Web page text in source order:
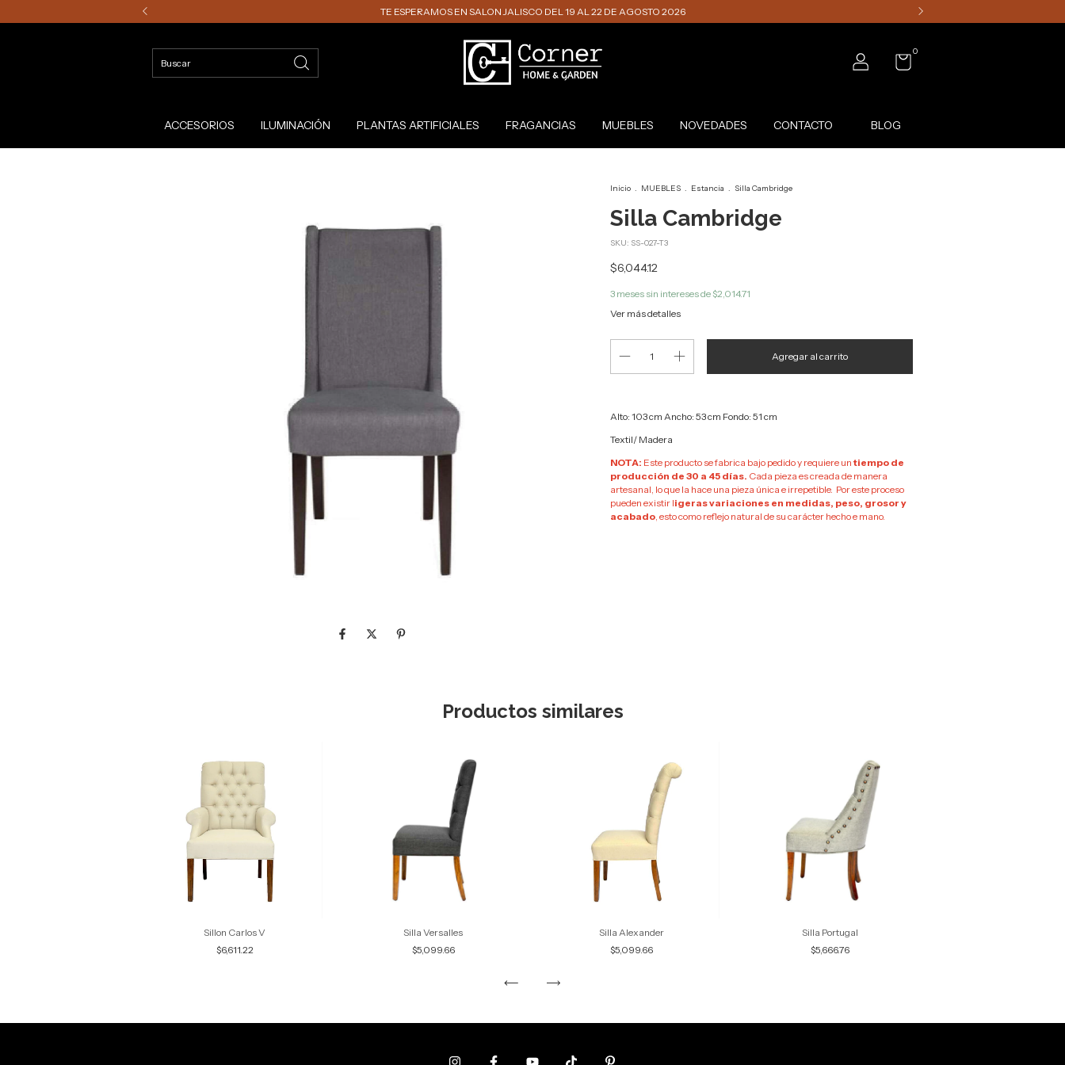
TE ESPERAMOS EN SALON JALISCO DEL 19 AL 22 DE AGOSTO 2026
0
ACCESORIOS ILUMINACIÓN PLANTAS ARTIFICIALES FRAGANCIAS MUEBLES NOVEDADES CONTACTO BLOG
Inicio . MUEBLES . Estancia . Silla Cambridge
Silla Cambridge
SKU: SS-027-T3
$6,044.12
3 meses sin intereses de $2,014.71
Ver más detalles
Alto: 103 cm Ancho: 53 cm Fondo: 51 cm
Textil/ Madera
NOTA: Este producto se fabrica bajo pedido y requiere untiempo de
producción de 30 a 45 días. Cada pieza es creada de manera
artesanal, lo que la hace una pieza única e irrepetible. Por este proceso
pueden existir ligeras variaciones en medidas, peso, grosor y
acabado, esto como reflejo natural de su carácter hecho e mano.
Productos similares
Sillon Carlos V
$6,611.22
Silla Versalles
$5,099.66
Silla Alexander
$5,099.66
Silla Portugal
$5,666.76